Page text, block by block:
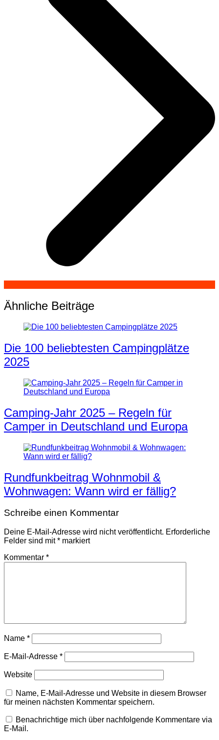
Ähnliche Beiträge
Die 100 beliebtesten Campingplätze
2025
Camping-Jahr 2025 – Regeln für
Camper in Deutschland und Europa
Rundfunkbeitrag Wohnmobil &
Wohnwagen: Wann wird er fällig?
Schreibe einen Kommentar
Deine E-Mail-Adresse wird nicht veröffentlicht. Erforderliche
Felder sind mit* markiert
Kommentar *
Name *
E-Mail-Adresse *
Website
Name, E-Mail-Adresse und Website in diesem Browser
für meinen nächsten Kommentar speichern.
Benachrichtige mich über nachfolgende Kommentare via
E-Mail.